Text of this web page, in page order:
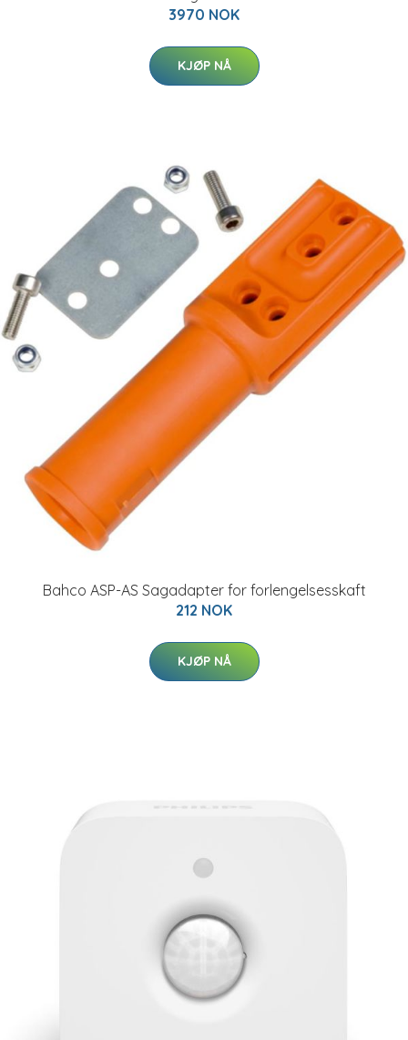
3970 NOK
KJØP NÅ
Bahco ASP-AS Sagadapter for forlengelsesskaft
212 NOK
KJØP NÅ